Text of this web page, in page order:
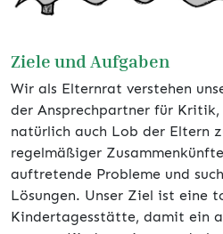
Ziele und Aufgaben
Wir als Elternrat verstehen
der Ansprechpartner für Kritik,
natürlich auch Lob der Eltern
regelmäßiger
auftretende Probleme und
Lösungen. Unser Ziel ist eine
Kindertagesstätte, damit ein